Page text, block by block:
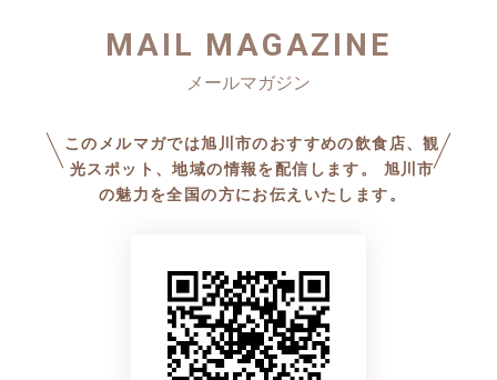
MAIL MAGAZINE
このメルマガでは旭川市のおすすめの飲食店、観
光スポット、地域の情報を配信します。 旭川市
の魅力を全国の方にお伝えいたします。